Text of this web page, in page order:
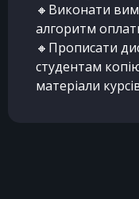
🔸Виконати
алгоритм
🔸Прописати
студентам
матеріали